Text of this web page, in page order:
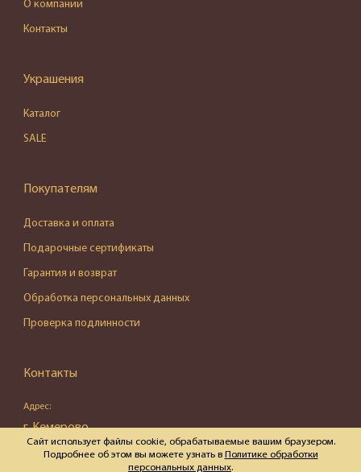
О компании
Контакты
Украшения
Каталог
SALE
Покупателям
Доставка и оплата
Подарочные сертификаты
Гарантия и возврат
Обработка персональных данных
Проверка подлинности
Контакты
Адрес:
г. Кемерово,
ул. Весенняя, д. 16, пом. 87
Сайт использует файлы cookie, обрабатываемые вашим браузером.
Подробнее об этом вы можете узнать в Политике обработки
персональных данных.